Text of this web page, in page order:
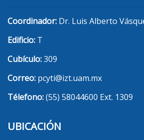
Coordinador: Dr. Luis Alberto
Edificio: T
Cubículo:309
Correo: pcyti@izt.uam.mx
Télefono:(55) 58044600 Ext. 1309
UBICACIÓN